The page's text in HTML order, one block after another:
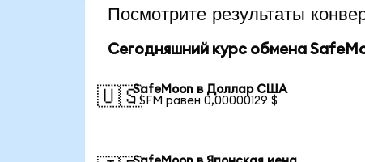
Посмотрите результаты
Сегодняшний курс обмена
🇺🇸SafeMoon в Доллар США
1 SFM равен 0,00000129 $